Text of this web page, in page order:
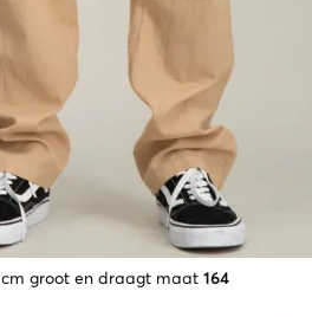
cm groot en draagt maat 164